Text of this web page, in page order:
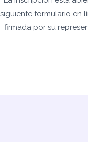
siguiente formulario en
firmada por su